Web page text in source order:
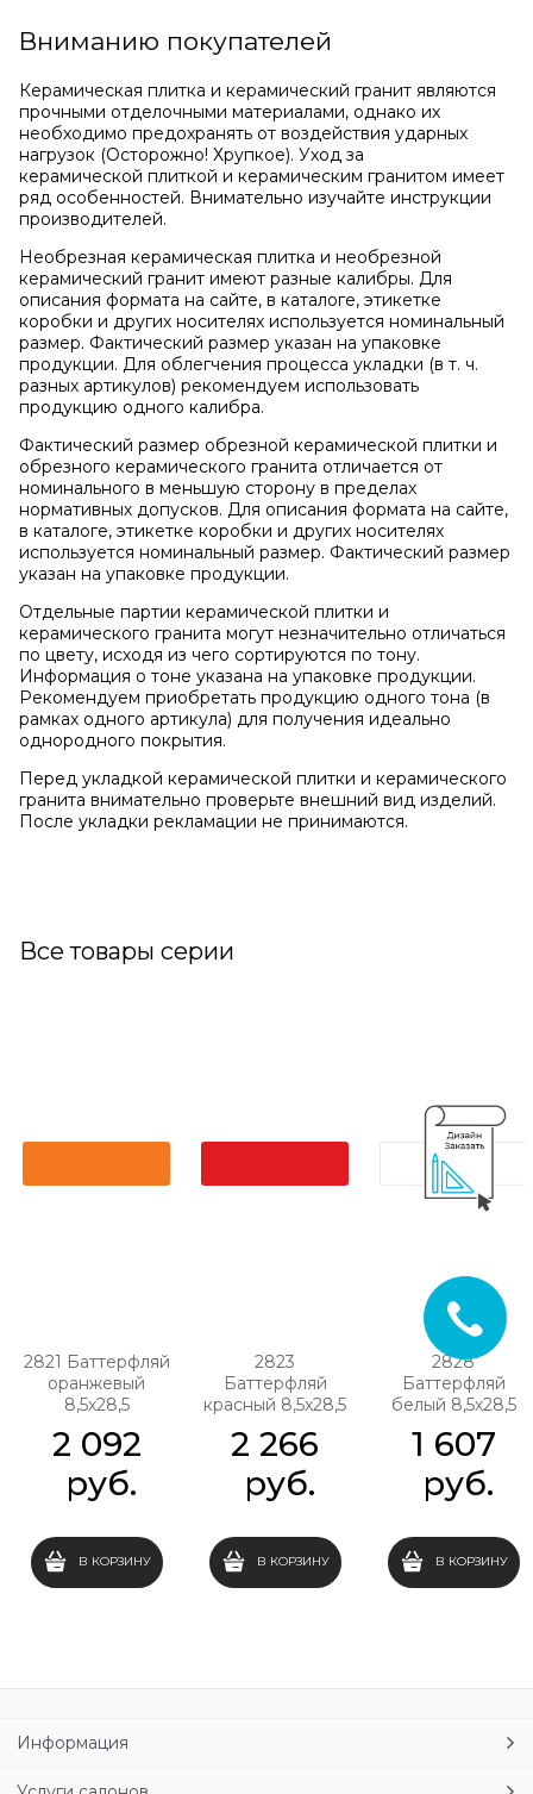
Вниманию покупателей
Керамическая плитка и керамический гранит являются
прочными отделочными материалами, однако их
необходимо предохранять от воздействия ударных
нагрузок (Осторожно! Хрупкое). Уход за
керамической плиткой и керамическим гранитом имеет
ряд особенностей. Внимательно изучайте инструкции
производителей.
Необрезная керамическая плитка и необрезной
керамический гранит имеют разные калибры. Для
описания формата на сайте, в каталоге, этикетке
коробки и других носителях используется номинальный
размер. Фактический размер указан на упаковке
продукции. Для облегчения процесса укладки (в т. ч.
разных артикулов) рекомендуем использовать
продукцию одного калибра.
Фактический размер обрезной керамической плитки и
обрезного керамического гранита отличается от
номинального в меньшую сторону в пределах
нормативных допусков. Для описания формата на сайте,
в каталоге, этикетке коробки и других носителях
используется номинальный размер. Фактический размер
указан на упаковке продукции.
Отдельные партии керамической плитки и
керамического гранита могут незначительно отличаться
по цвету, исходя из чего сортируются по тону.
Информация о тоне указана на упаковке продукции.
Рекомендуем приобретать продукцию одного тона (в
рамках одного артикула) для получения идеально
однородного покрытия.
Перед укладкой керамической плитки и керамического
гранита внимательно проверьте внешний вид изделий.
После укладки рекламации не принимаются.
Все товары серии
2821 Баттерфляй
оранжевый
8,5х28,5
2 092
руб.
В КОРЗИНУ
2823
Баттерфляй
красный 8,5х28,5
2 266
руб.
В КОРЗИНУ
2828
Баттерфляй
белый 8,5х28,5
1 607
руб.
В КОРЗИНУ
Информация